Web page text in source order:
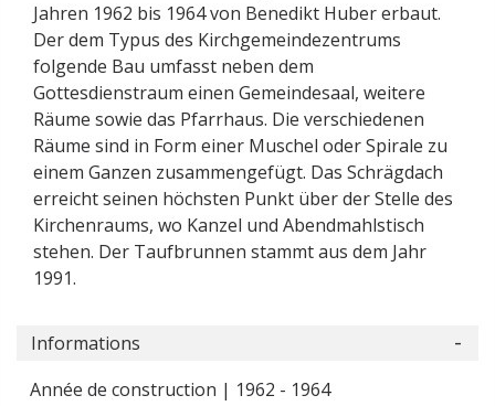
Jahren 1962 bis 1964 von Benedikt Huber erbaut.
Der dem Typus des Kirchgemeindezentrums
folgende Bau umfasst neben dem
Gottesdienstraum einen Gemeindesaal, weitere
Räume sowie das Pfarrhaus. Die verschiedenen
Räume sind in Form einer Muschel oder Spirale zu
einem Ganzen zusammengefügt. Das Schrägdach
erreicht seinen höchsten Punkt über der Stelle des
Kirchenraums, wo Kanzel und Abendmahlstisch
stehen. Der Taufbrunnen stammt aus dem Jahr
1991.
Informations
Année de construction | 1962 - 1964